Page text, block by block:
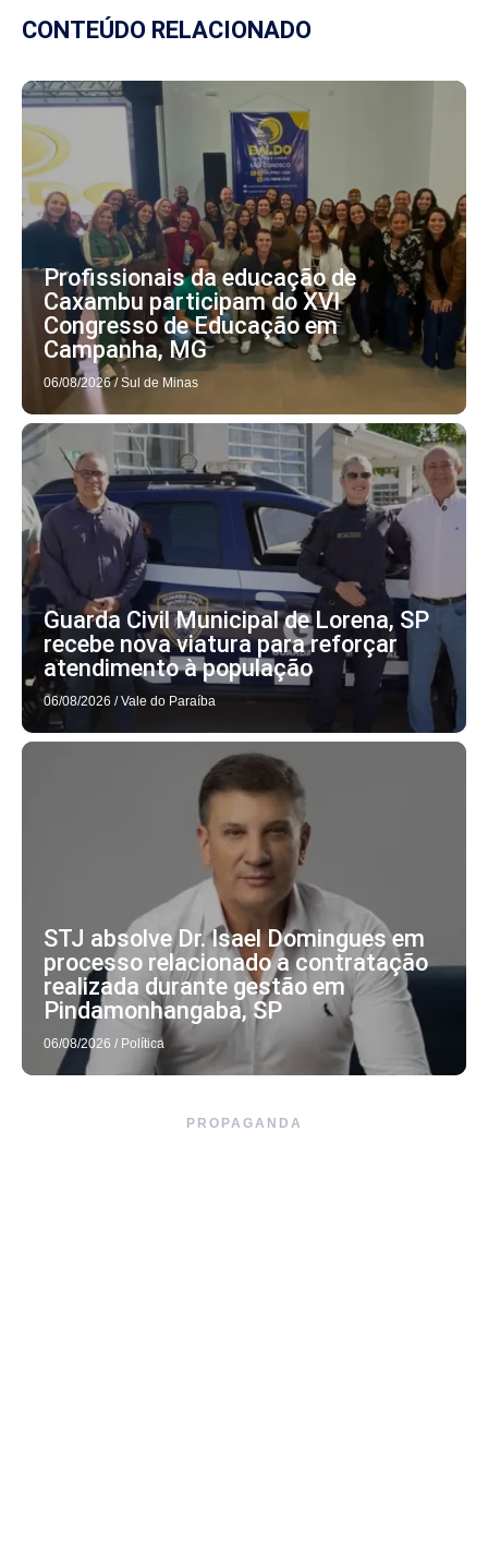
CONTEÚDO RELACIONADO
Profissionais da educação de
Caxambu participam do XVI
Congresso de Educação em
Campanha, MG
06/08/2026 / Sul de Minas
Guarda Civil Municipal de Lorena, SP
recebe nova viatura para reforçar
atendimento à população
06/08/2026 / Vale do Paraíba
STJ absolve Dr. Isael Domingues em
processo relacionado a contratação
realizada durante gestão em
Pindamonhangaba, SP
06/08/2026 / Política
PROPAGANDA